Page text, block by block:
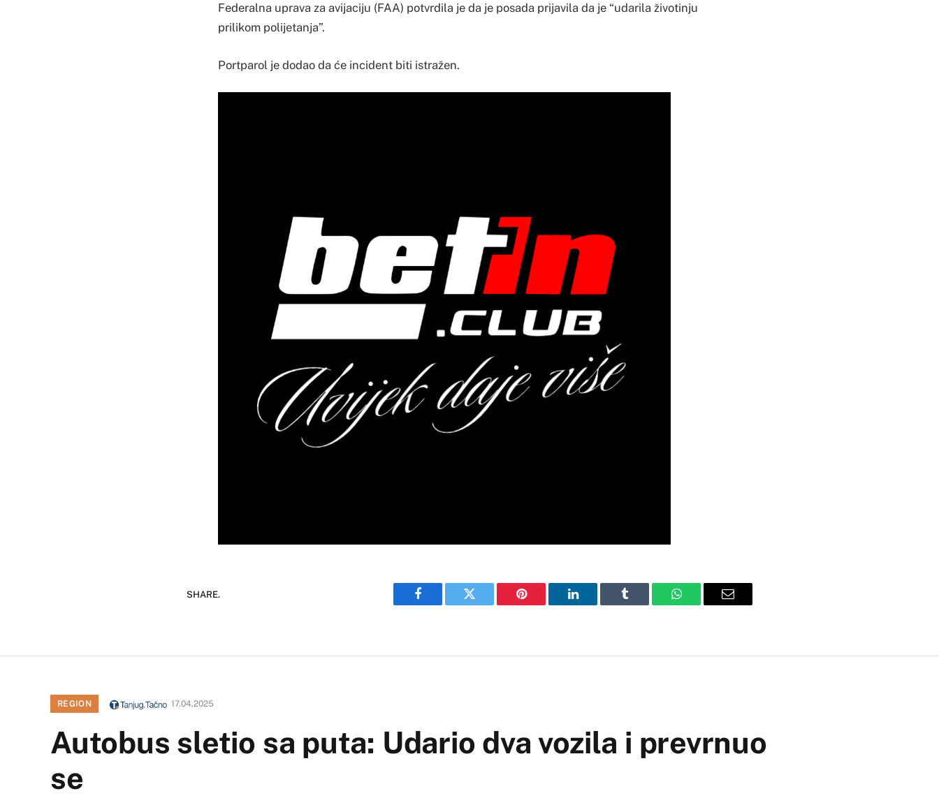
Federalna uprava za avijaciju (FAA) potvrdila je da je posada prijavila da je “udarila životinju
prilikom polijetanja”.
Portparol je dodao da će incident biti istražen.
SHARE.
Facebook Twitter Pinterest LinkedIn Tumblr WhatsAppEmail
REGION 17.04.2025
Autobus sletio sa puta: Udario dva vozila i prevrnuo
se